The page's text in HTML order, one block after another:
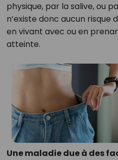
physique, par la salive, ou
n’existe donc aucun
en vivant avec ou en
atteinte.
Une maladie due à des